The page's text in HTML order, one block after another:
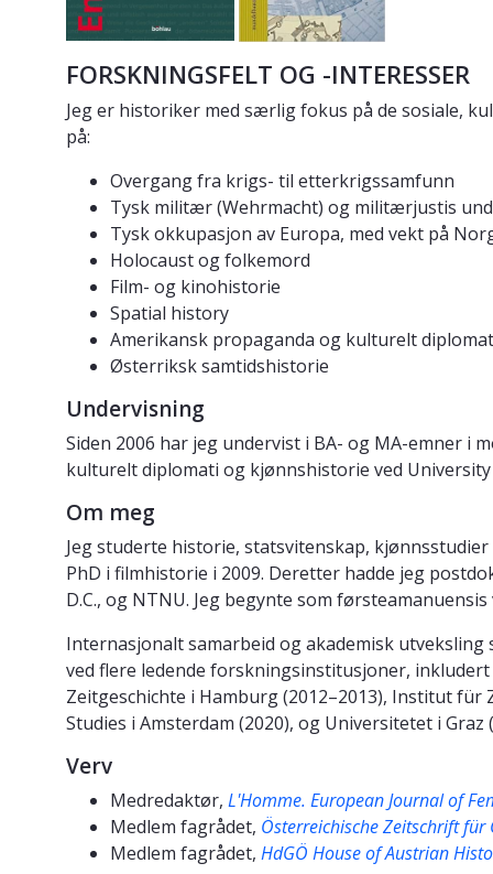
FORSKNINGSFELT OG -INTERESSER
Jeg er historiker med særlig fokus på de sosiale,
på:
Overgang fra krigs- til etterkrigssamfunn
Tysk militær (Wehrmacht) og militærjustis
Tysk okkupasjon av Europa, med vekt på
Holocaust og folkemord
Film- og kinohistorie
Spatial history
Amerikansk propaganda og kulturelt
Østerriksk samtidshistorie
Undervisning
Siden 2006 har jeg undervist i BA- og MA-emner
kulturelt diplomati og kjønnshistorie ved
Om meg
Jeg studerte historie, statsvitenskap,
PhD i filmhistorie i 2009. Deretter hadde jeg
D.C., og NTNU. Jeg begynte som
Internasjonalt samarbeid og akademisk
ved flere ledende forskningsinstitusjoner,
Zeitgeschichte i Hamburg (2012–2013), Institut für
Studies i Amsterdam (2020), og Universitetet i Graz
Verv
Medredaktør, L'Homme. European Journal of
Medlem fagrådet, Österreichische Zeitschrift für
Medlem fagrådet, HdGÖ House of Austrian